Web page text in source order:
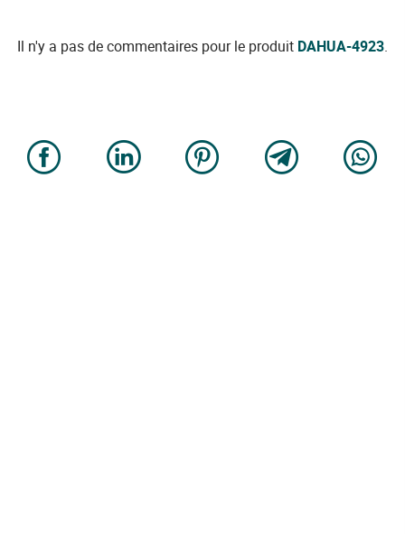
Il n'y a pas de commentaires pour le produit DAHUA-4923.